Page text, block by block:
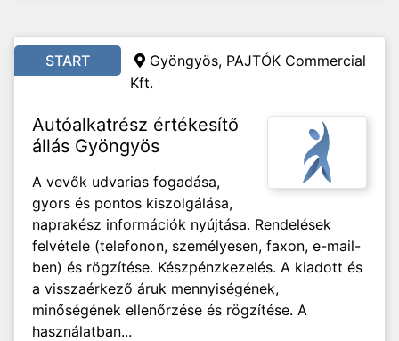
START
Gyöngyös, PAJTÓK Commercial
Kft.
Autóalkatrész értékesítő
állás Gyöngyös
A vevők udvarias fogadása,
gyors és pontos kiszolgálása,
naprakész információk nyújtása. Rendelések
felvétele (telefonon, személyesen, faxon, e-mail-
ben) és rögzítése. Készpénzkezelés. A kiadott és
a visszaérkező áruk mennyiségének,
minőségének ellenőrzése és rögzítése. A
használatban...